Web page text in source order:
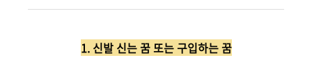
1. 신발 신는 꿈 또는 구입하는 꿈